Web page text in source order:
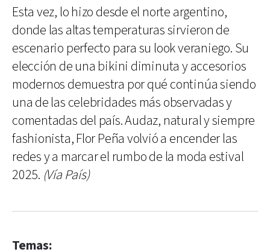
Esta vez, lo hizo desde el norte argentino,
donde las altas temperaturas sirvieron de
escenario perfecto para su look veraniego. Su
elección de una bikini diminuta y accesorios
modernos demuestra por qué continúa siendo
una de las celebridades más observadas y
comentadas del país. Audaz, natural y siempre
fashionista, Flor Peña volvió a encender las
redes y a marcar el rumbo de la moda estival
2025. (Vía País)
Temas: